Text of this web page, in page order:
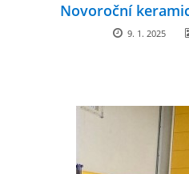
Novoroční
9. 1. 2025